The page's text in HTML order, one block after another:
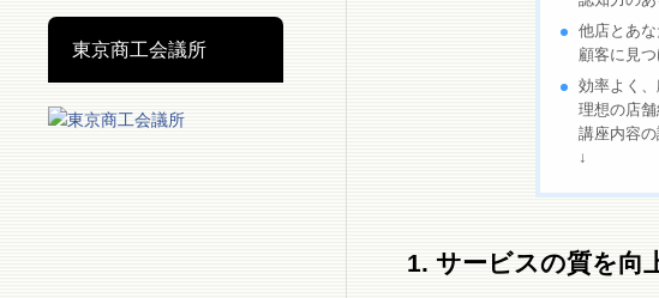
他店とあ
顧客に見
効率よく
理想の店舗
講座内容
↓
1. サービスの質を向
東京商工会議所